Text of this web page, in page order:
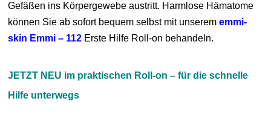
Gefäßen ins Körpergewebe austritt. Harmlose Hämatome
können Sie ab sofort bequem selbst mit unserememmi-
skin Emmi – 112 Erste Hilfe Roll-on behandeln.
JETZT NEU im praktischen Roll-on – für die schnelle
Hilfe unterwegs